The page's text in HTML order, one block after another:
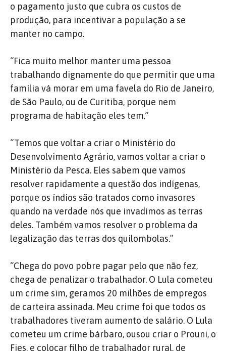
o pagamento justo que cubra os custos de
produção, para incentivar a população a se
manter no campo.
“Fica muito melhor manter uma pessoa
trabalhando dignamente do que permitir que uma
família vá morar em uma favela do Rio de Janeiro,
de São Paulo, ou de Curitiba, porque nem
programa de habitação eles tem.”
“Temos que voltar a criar o Ministério do
Desenvolvimento Agrário, vamos voltar a criar o
Ministério da Pesca. Eles sabem que vamos
resolver rapidamente a questão dos indígenas,
porque os índios são tratados como invasores
quando na verdade nós que invadimos as terras
deles. Também vamos resolver o problema da
legalização das terras dos quilombolas.”
“Chega do povo pobre pagar pelo que não fez,
chega de penalizar o trabalhador. O Lula cometeu
um crime sim, geramos 20 milhões de empregos
de carteira assinada. Meu crime foi que todos os
trabalhadores tiveram aumento de salário. O Lula
cometeu um crime bárbaro, ousou criar o Prouni, o
Fies, e colocar filho de trabalhador rural, de